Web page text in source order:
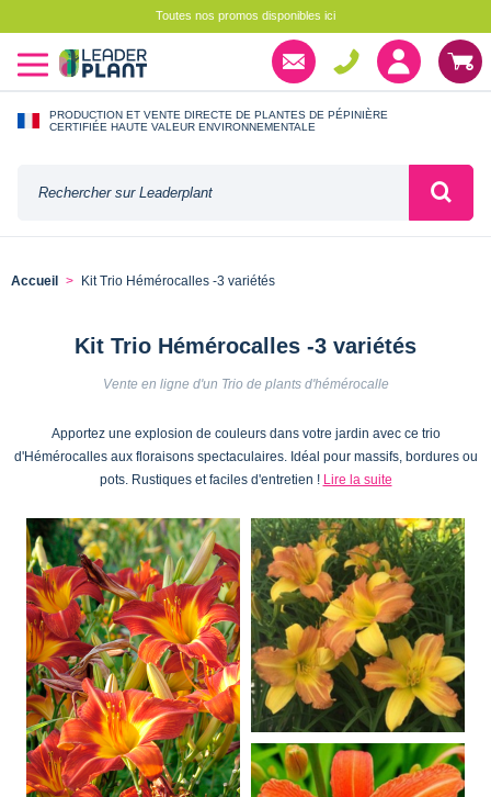
Toutes nos promos disponibles ici
PRODUCTION ET VENTE DIRECTE DE PLANTES DE PÉPINIÈRE
CERTIFIÉE HAUTE VALEUR ENVIRONNEMENTALE
Accueil Kit Trio Hémérocalles -3 variétés
Kit Trio Hémérocalles -3 variétés
Vente en ligne d'un Trio de plants d'hémérocalle
Apportez une explosion de couleurs dans votre jardin avec ce trio
d'Hémérocalles aux floraisons spectaculaires. Idéal pour massifs, bordures ou
pots. Rustiques et faciles d'entretien ! Lire la suite